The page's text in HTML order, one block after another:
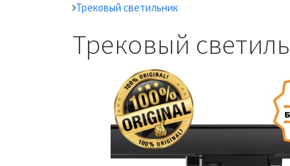
Трековый светильник
Трековый